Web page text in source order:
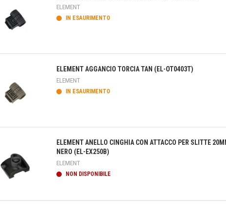
Anteprima
ELEMENT
IN ESAURIMENTO
Anteprima
ELEMENT AGGANCIO TORCIA TAN (EL-OT0403T)
ELEMENT
IN ESAURIMENTO
Anteprima
ELEMENT ANELLO CINGHIA CON ATTACCO PER SLITTE
NERO (EL-EX250B)
ELEMENT
NON DISPONIBILE